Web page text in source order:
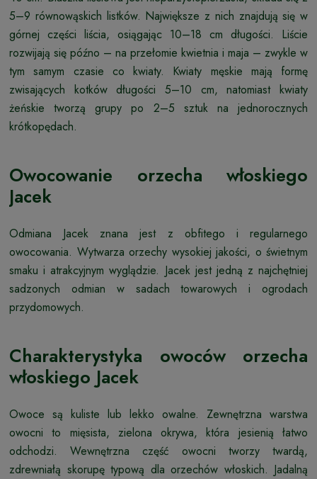
5–9 równowąskich listków. Największe z nich znajdują się w
górnej części liścia, osiągając 10–18 cm długości. Liście
rozwijają się późno – na przełomie kwietnia i maja – zwykle w
tym samym czasie co kwiaty. Kwiaty męskie mają formę
zwisających kotków długości 5–10 cm, natomiast kwiaty
żeńskie tworzą grupy po 2–5 sztuk na jednorocznych
krótkopędach.
Owocowanie orzecha włoskiego
Jacek
Odmiana Jacek znana jest z obfitego i regularnego
owocowania. Wytwarza orzechy wysokiej jakości, o świetnym
smaku i atrakcyjnym wyglądzie. Jacek jest jedną z najchętniej
sadzonych odmian w sadach towarowych i ogrodach
przydomowych.
Charakterystyka owoców orzecha
włoskiego Jacek
Owoce są kuliste lub lekko owalne. Zewnętrzna warstwa
owocni to mięsista, zielona okrywa, która jesienią łatwo
odchodzi. Wewnętrzna część owocni tworzy twardą,
zdrewniałą skorupę typową dla orzechów włoskich. Jadalną